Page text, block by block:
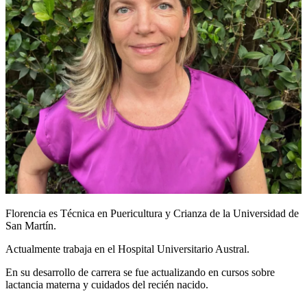
Florencia es Técnica en Puericultura y Crianza de la Universidad de
San Martín.
Actualmente trabaja en el Hospital Universitario Austral.
En su desarrollo de carrera se fue actualizando en cursos sobre
lactancia materna y cuidados del recién nacido.